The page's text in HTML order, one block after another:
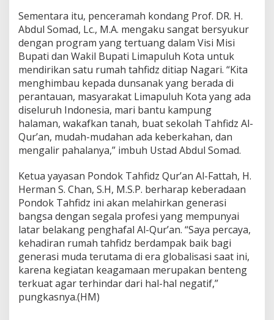
B
e
r
s
m
a
U
A
S
Sementara itu, penceramah kondang Prof. DR. H.
Abdul Somad, Lc., M.A. mengaku sangat bersyukur
dengan program yang tertuang dalam Visi Misi
Bupati dan Wakil Bupati Limapuluh Kota untuk
mendirikan satu rumah tahfidz ditiap Nagari. “Kita
menghimbau kepada dunsanak yang berada di
perantauan, masyarakat Limapuluh Kota yang ada
diseluruh Indonesia, mari bantu kampung
halaman, wakafkan tanah, buat sekolah Tahfidz Al-
Qur’an, mudah-mudahan ada keberkahan, dan
mengalir pahalanya,” imbuh Ustad Abdul Somad.
Ketua yayasan Pondok Tahfidz Qur’an Al-Fattah, H.
Herman S. Chan, S.H, M.S.P. berharap keberadaan
Pondok Tahfidz ini akan melahirkan generasi
bangsa dengan segala profesi yang mempunyai
latar belakang penghafal Al-Qur’an. “Saya percaya,
kehadiran rumah tahfidz berdampak baik bagi
generasi muda terutama di era globalisasi saat ini,
karena kegiatan keagamaan merupakan benteng
terkuat agar terhindar dari hal-hal negatif,”
pungkasnya.(HM)